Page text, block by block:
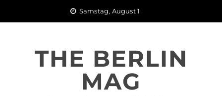
Samstag, August 1
THE BERLIN
MAG